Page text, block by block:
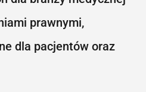
prawnymi,
dla pacjentów oraz